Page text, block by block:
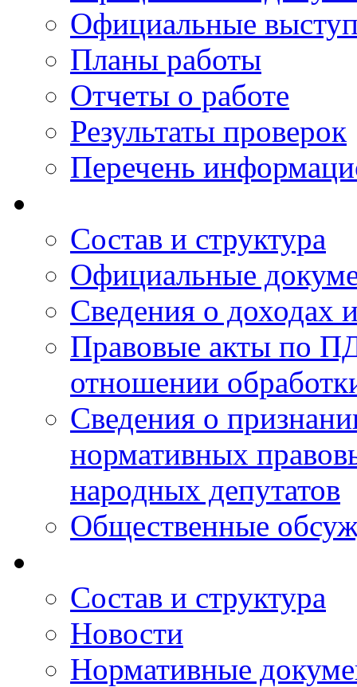
Официальные
Планы работы
Отчеты о работе
Результаты проверок
Перечень
Состав и структура
Официальные
Сведения о доходах
Правовые акты по
отношении
Сведения о
нормативных
народных депутатов
Общественные
Состав и структура
Новости
Нормативные